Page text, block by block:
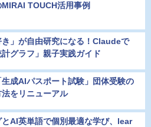
MIRAI TOUCH活用事例
」が自由研究になる！Claudeで
グラフ」親子実践ガイド
成AIパスポート試験」団体受験の
をリニューアル
とAI英単語で個別最適な学び、lear